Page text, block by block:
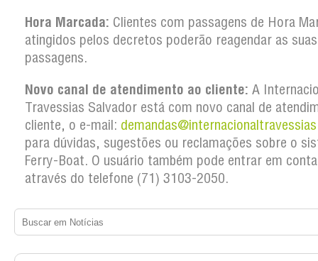
Hora Marcada: Clientes com passagens de Hora
atingidos pelos decretos poderão reagendar as suas
passagens.
Novo canal de atendimento ao cliente: A
Travessias Salvador está com novo canal de
cliente, o e-mail:
para dúvidas, sugestões ou reclamações sobre o
Ferry-Boat. O usuário também pode entrar em
através do telefone (71) 3103-2050.